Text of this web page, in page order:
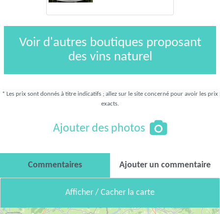
Voir d'autres boutiques proposant
des vins naturel
* Les prix sont donnés à titre indicatifs ; allez sur le site concerné pour avoir les prix
exacts.
Ajouter des photos
Commentaires Ajouter un commentaire
Afficher / Cacher la carte